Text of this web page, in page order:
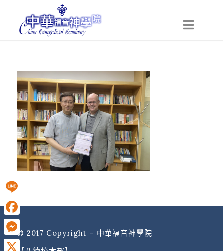
© 2017 Copyright – 中華福音神學院
Line
Facebook
Messenger